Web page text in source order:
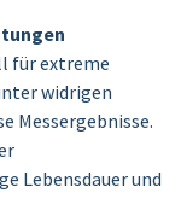
für extreme
widrigen
Messergebnisse.
Lebensdauer und